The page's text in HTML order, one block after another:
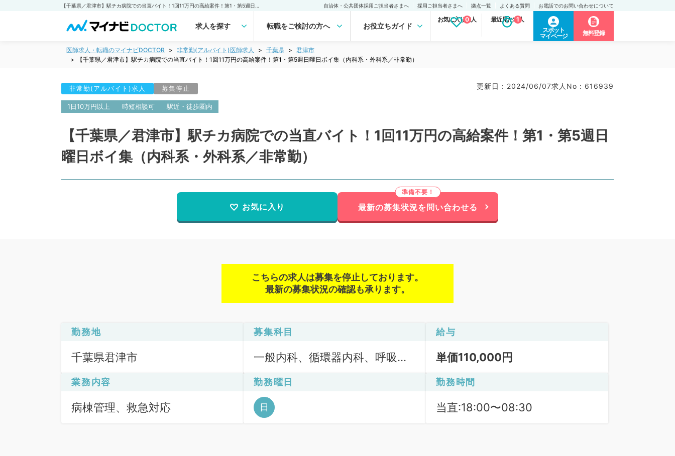
自治体・公共団体採用ご担当者さまへ 採用ご担当者さまへ 拠点一覧 よくある質問 お電話でのお問い合わせについて
求人を探す 転職をご検討の方へ お役立ちガイド
お気に入り求人
0 最近見た求人
1
スポット
マイページ
無料登録
医師求人・転職のマイナビDOCTOR 非常勤(アルバイト)医師求人 千葉県
君津市
【千葉県／君津市】駅チカ病院での当直バイト！1回11万円の高給案件！第1・第5週日曜日ボイ集（内科系・外科系／非常勤）
非常勤(アルバイト)求人 募集停止 更新日 : 2024/06/07求人No : 616939
1日10万円以上 時短相談可 駅近・徒歩圏内
【千葉県／君津市】駅チカ病院での当直バイト！1回11万円の高給案件！第1・第5週日
曜日ボイ集（内科系・外科系／非常勤）
お気に入り 最新の募集状況を問い合わせる
こちらの求人は募集を停止しております。
最新の募集状況の確認も承ります。
勤務地
千葉県君津市
募集科目
一般内科、循環器内科、呼吸器
謝内科、腎臓内科、血液内科
給与
単価110,000円
業務内容
病棟管理、救急対応
勤務曜日
日
勤務時間
当直:18:00〜08:30